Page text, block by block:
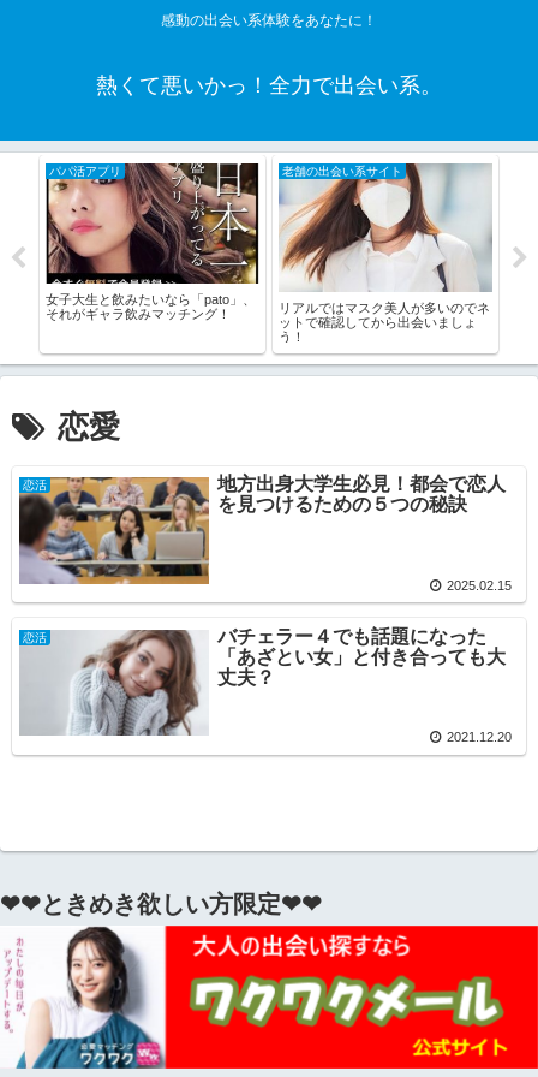
感動の出会い系体験をあなたに！
熱くて悪いかっ！全力で出会い系。
パパ活アプリ
女子大生と飲みたいなら「pato」、
それがギャラ飲みマッチング！
老舗の出会い系サイト
リアルではマスク美人が多いのでネ
ットで確認してから出会いましょ
う！
恋愛
恋活
地方出身大学生必見！都会で恋人
を見つけるための５つの秘訣
2025.02.15
恋活
バチェラー４でも話題になった
「あざとい女」と付き合っても大
丈夫？
2021.12.20
❤❤ときめき欲しい方限定❤❤